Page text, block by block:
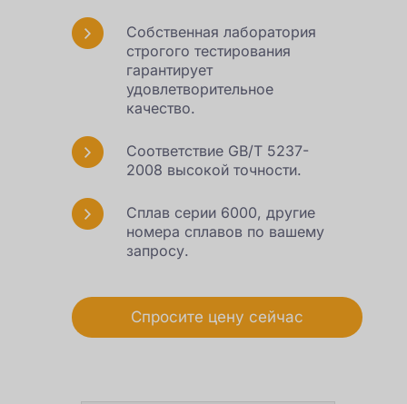
Собственная лаборатория
строгого тестирования
гарантирует
удовлетворительное
качество.
Соответствие GB/T 5237-
2008 высокой точности.
Сплав серии 6000, другие
номера сплавов по вашему
запросу.
Спросите цену сейчас